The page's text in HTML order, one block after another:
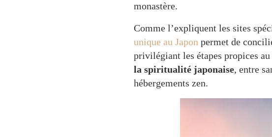
monastère.
Comme l’expliquent les sites
unique au Japon permet de
privilégiant les étapes propices
la spiritualité japonaise, entre
hébergements zen.